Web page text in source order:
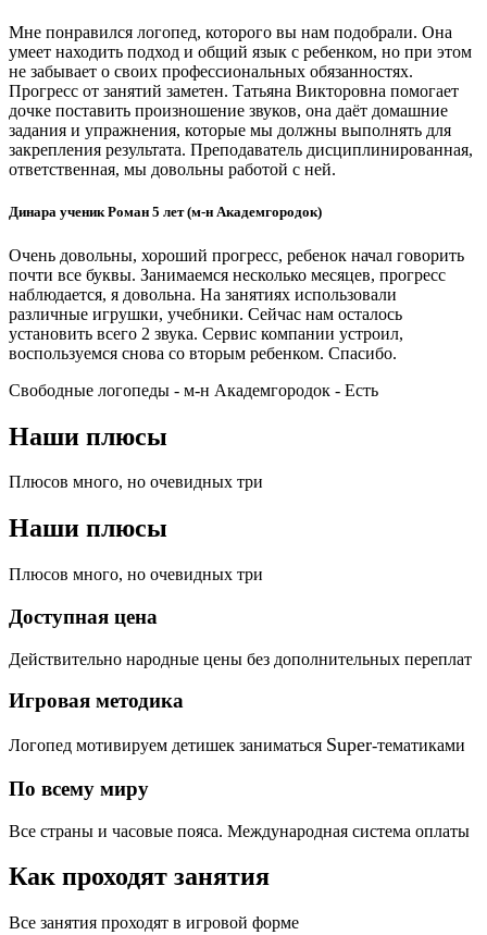
Мне понравился логопед, которого вы нам подобрали. Она
умеет находить подход и общий язык с ребенком, но при этом
не забывает о своих профессиональных обязанностях.
Прогресс от занятий заметен. Татьяна Викторовна помогает
дочке поставить произношение звуков, она даёт домашние
задания и упражнения, которые мы должны выполнять для
закрепления результата. Преподаватель дисциплинированная,
ответственная, мы довольны работой с ней.
Динара ученик Роман 5 лет (м-н Академгородок)
Очень довольны, хороший прогресс, ребенок начал говорить
почти все буквы. Занимаемся несколько месяцев, прогресс
наблюдается, я довольна. На занятиях использовали
различные игрушки, учебники. Сейчас нам осталось
установить всего 2 звука. Сервис компании устроил,
воспользуемся снова со вторым ребенком. Спасибо.
Свободные логопеды - м-н Академгородок - Есть
Наши плюсы
Плюсов много, но очевидных три
Наши плюсы
Плюсов много, но очевидных три
Доступная цена
Действительно народные цены без дополнительных переплат
Игровая методика
Логопед мотивируем детишек заниматься Super-тематиками
По всему миру
Все страны и часовые пояса. Международная система оплаты
Как проходят занятия
Все занятия проходят в игровой форме